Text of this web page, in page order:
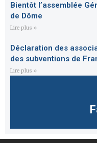
Bientôt l’assemblée
de Dôme
Lire plus »
Déclaration des
des subventions de
Lire plus »